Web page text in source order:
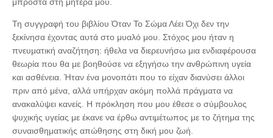
Τη συγγραφή του βιβλίου Όταν Το Σώμα Λέει Όχι δεν την
ξεκίνησα έχοντας αυτά στο μυαλό μου. Στόχος μου ήταν η
πνευματική αναζήτηση: ήθελα να διερευνήσω μια ενδιαφέρουσα
θεωρία που θα με βοηθούσε να εξηγήσω την ανθρώπινη υγεία
και ασθένεια. Ήταν ένα μονοπάτι που το είχαν διανύσει άλλοι
πριν από μένα, αλλά υπήρχαν ακόμη πολλά πράγματα να
ανακαλύψει κανείς. Η πρόκληση που μου έθεσε ο σύμβουλος
ψυχικής υγείας με έκανε να έρθω αντιμέτωπος με το ζήτημα της
συναισθηματικής απώθησης στη δική μου ζωή.